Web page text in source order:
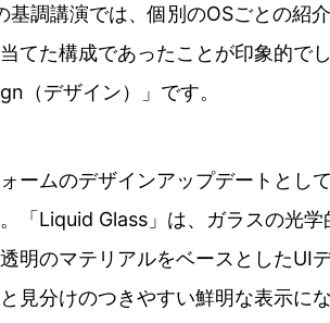
基調講演では、個別のOSごとの紹
てた構成であったことが印象的で
（デザイン）」です。
ームのデザインアップデートとし
「Liquid Glass」は、ガラスの光
明のマテリアルをベースとしたUI
見分けのつきやすい鮮明な表示に